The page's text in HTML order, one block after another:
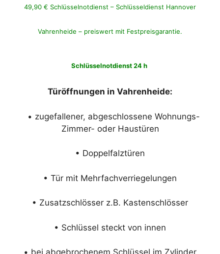
49,90 € Schlüsselnotdienst – Schlüsseldienst Hannover
Vahrenheide – preiswert mit Festpreisgarantie.
Schlüsselnotdienst 24 h
Türöffnungen in Vahrenheide:
• zugefallener, abgeschlossene Wohnungs-
Zimmer- oder Haustüren
• Doppelfalztüren
• Tür mit Mehrfachverriegelungen
• Zusatzschlösser z.B. Kastenschlösser
• Schlüssel steckt von innen
• bei abgebrochenem Schlüssel im Zylinder